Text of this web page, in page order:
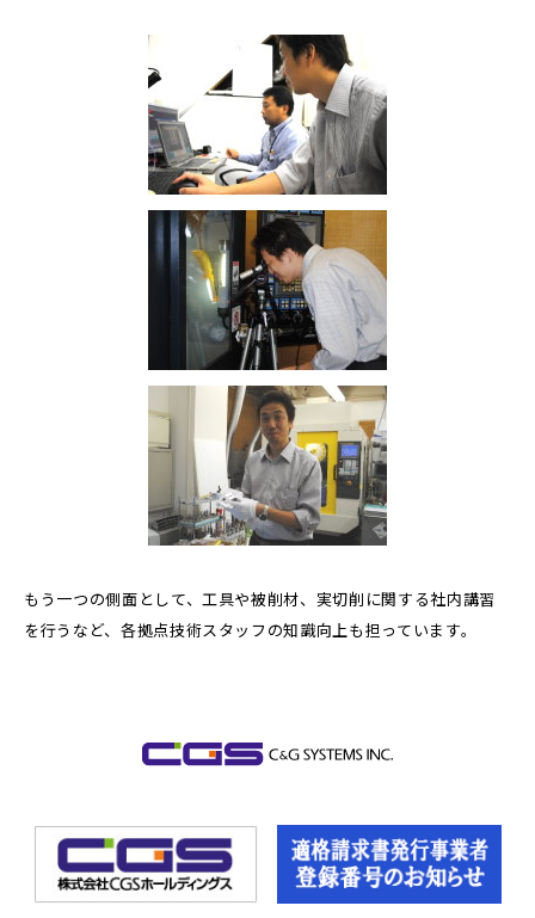
もう一つの側面として、工具や被削材、実切削に関する社内講習
を行うなど、各拠点技術スタッフの知識向上も担っています。